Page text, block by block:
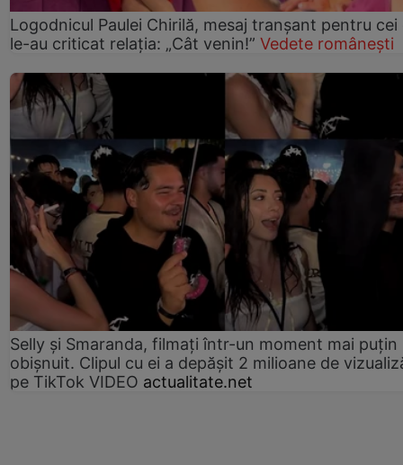
Logodnicul Paulei Chirilă, mesaj tranșant pentru cei
le-au criticat relația: „Cât venin!” Vedete românești
Selly și Smaranda, filmați într-un moment mai puțin
obișnuit. Clipul cu ei a depășit 2 milioane de
pe TikTok VIDEO actualitate.net